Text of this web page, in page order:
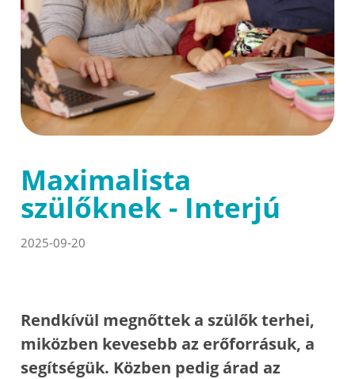
Maximalista
szülőknek - Interjú
2025-09-20
Rendkívül megnőttek a szülők terhei,
miközben kevesebb az erőforrásuk, a
segítségük. Közben pedig árad az